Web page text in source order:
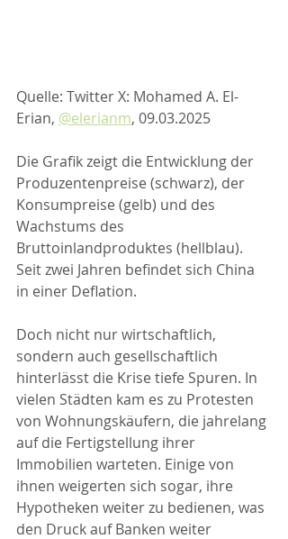
Quelle: Twitter X: Mohamed A. El-
Erian, @elerianm, 09.03.2025
Die Grafik zeigt die Entwicklung der
Produzentenpreise (schwarz), der
Konsumpreise (gelb) und des
Wachstums des
Bruttoinlandproduktes (hellblau).
Seit zwei Jahren befindet sich China
in einer Deflation.
Doch nicht nur wirtschaftlich,
sondern auch gesellschaftlich
hinterlässt die Krise tiefe Spuren. In
vielen Städten kam es zu Protesten
von Wohnungskäufern, die jahrelang
auf die Fertigstellung ihrer
Immobilien warteten. Einige von
ihnen weigerten sich sogar, ihre
Hypotheken weiter zu bedienen, was
den Druck auf Banken weiter